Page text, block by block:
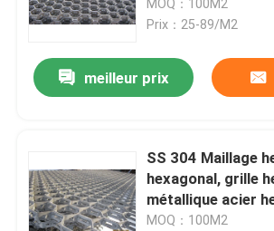
Maison
Vidéos
MOQ：100M2
Prix：25-89/M2
meilleur prix
SS 304 Maillage
hexagonal, grille
métallique acier
ancrage de
MOQ：100M2